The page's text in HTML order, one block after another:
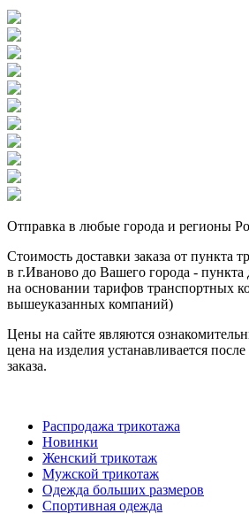
Отправка в любые города и регионы
Стоимость доставки заказа от пункта
в г.Иваново до Вашего города - пункта
на основании тарифов транспортных
вышеуказанных компаний)
Цены на сайте являются
цена на изделия устанавливается
заказа.
Распродажа трикотажа
Новинки
Женский трикотаж
Мужской трикотаж
Одежда больших размеров
Спортивная одежда